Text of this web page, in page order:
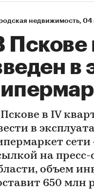
недвижимость⁠, 04
Пскове
в
в IV
в
сети
на
объем
650 млн